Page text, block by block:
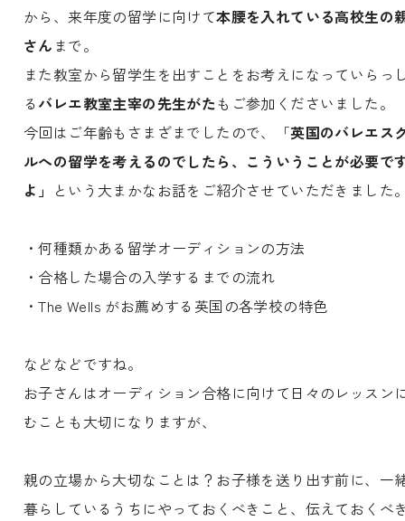
から、来年度の留学に向けて本腰を入れている高校生の
さん まで。
また教室から留学生を出すことをお考えになっていらっ
るバレエ教室主宰の先生がたもご参加くださいました。
今回はご年齢もさまざまでしたので、「英国のバレエス
ルへの留学を考えるのでしたら、こういうことが必要で
よ」 という大まかなお話をご紹介させていただきました
・何種類かある留学オーディションの方法
・合格した場合の入学するまでの流れ
・The Wells がお薦めする英国の各学校の特色
などなどですね。
お子さんはオーディション合格に向けて日々のレッスン
むことも大切になりますが、
親の立場から大切なことは？お子様を送り出す前に、一
暮らしているうちにやっておくべきこと、伝えておくべ